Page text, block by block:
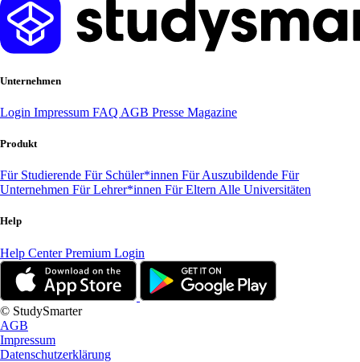
Unternehmen
Login Impressum FAQ AGB Presse Magazine
Produkt
Für Studierende Für Schüler*innen Für Auszubildende Für
Unternehmen Für Lehrer*innen Für Eltern Alle Universitäten
Help
Help CenterPremium Login
© StudySmarter
AGB
Impressum
Datenschutzerklärung